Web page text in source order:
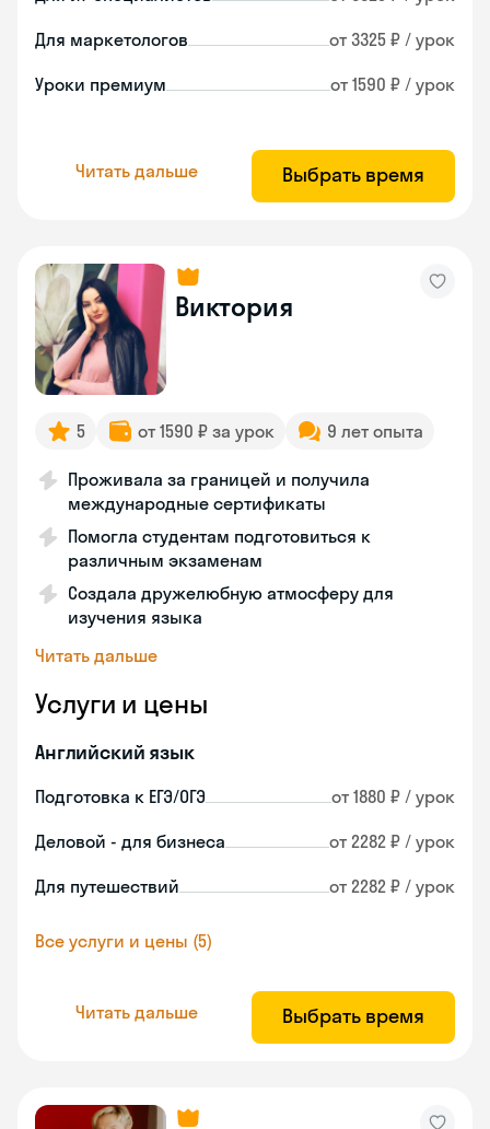
Для маркетологов от 3325 ₽ / урок
Уроки премиум от 1590 ₽ / урок
Читать дальше Выбрать время
Виктория
5 от 1590 ₽ за урок 9 лет опыта
Проживала за границей и получила
международные сертификаты
Помогла студентам подготовиться к
различным экзаменам
Создала дружелюбную атмосферу для
изучения языка
Читать дальше
Услуги и цены
Английский язык
Подготовка к ЕГЭ/ОГЭ от 1880 ₽ / урок
Деловой - для бизнеса от 2282 ₽ / урок
Для путешествий от 2282 ₽ / урок
Все услуги и цены (5)
Читать дальше Выбрать время